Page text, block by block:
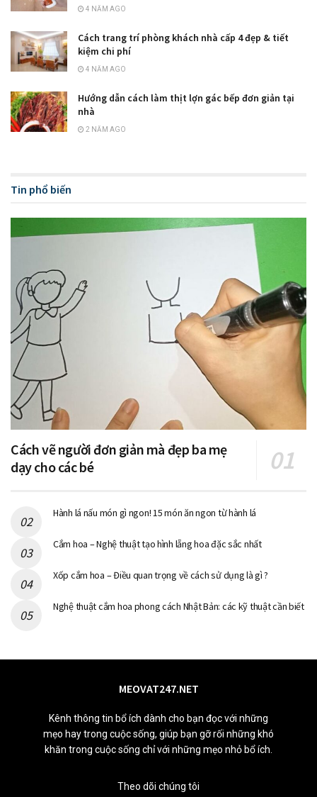
4 NĂM AGO
Cách trang trí phòng khách nhà cấp 4 đẹp & tiết
kiệm chi phí
4 NĂM AGO
Hướng dẫn cách làm thịt lợn gác bếp đơn giản tại
nhà
2 NĂM AGO
Tin phổ biến
Cách vẽ người đơn giản mà đẹp ba mẹ
dạy cho các bé
Hành lá nấu món gì ngon! 15 món ăn ngon từ hành lá
Cắm hoa – Nghệ thuật tạo hình lẵng hoa đặc sắc nhất
Xốp cắm hoa – Điều quan trọng về cách sử dụng là gì ?
Nghệ thuật cắm hoa phong cách Nhật Bản: các kỹ thuật cần biết
MEOVAT247.NET
Kênh thông tin bổ ích dành cho bạn đọc với những
mẹo hay trong cuộc sống, giúp bạn gỡ rối những khó
khăn trong cuộc sống chỉ với những mẹo nhỏ bổ ích.
Theo dõi chúng tôi